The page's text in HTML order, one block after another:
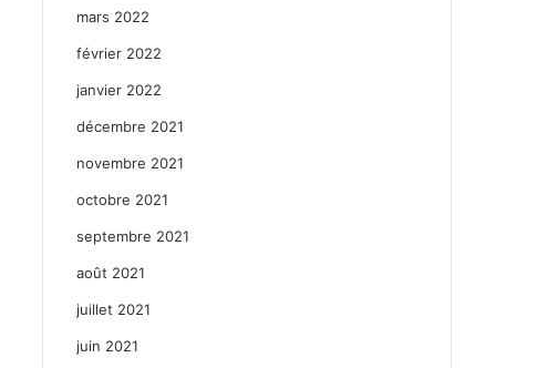
mars 2022
février 2022
janvier 2022
décembre 2021
novembre 2021
octobre 2021
septembre 2021
août 2021
juillet 2021
juin 2021